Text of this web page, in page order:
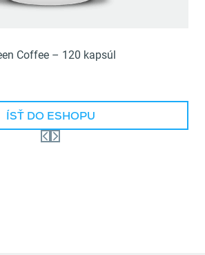
Coffee – 120 kapsúl
ÍSŤ DO ESHOPU